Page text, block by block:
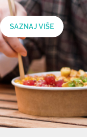
ZULU
platforme
SAZNAJ VIŠE
SAZNAJ VIŠE